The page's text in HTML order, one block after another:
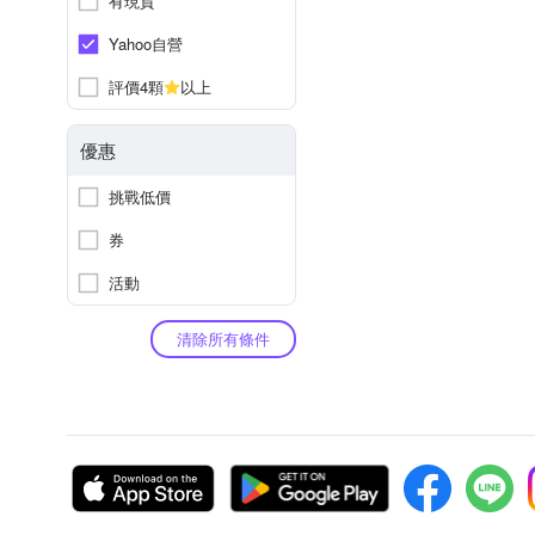
Yahoo自營
評價4顆
以上
優惠
挑戰低價
券
活動
清除所有條件